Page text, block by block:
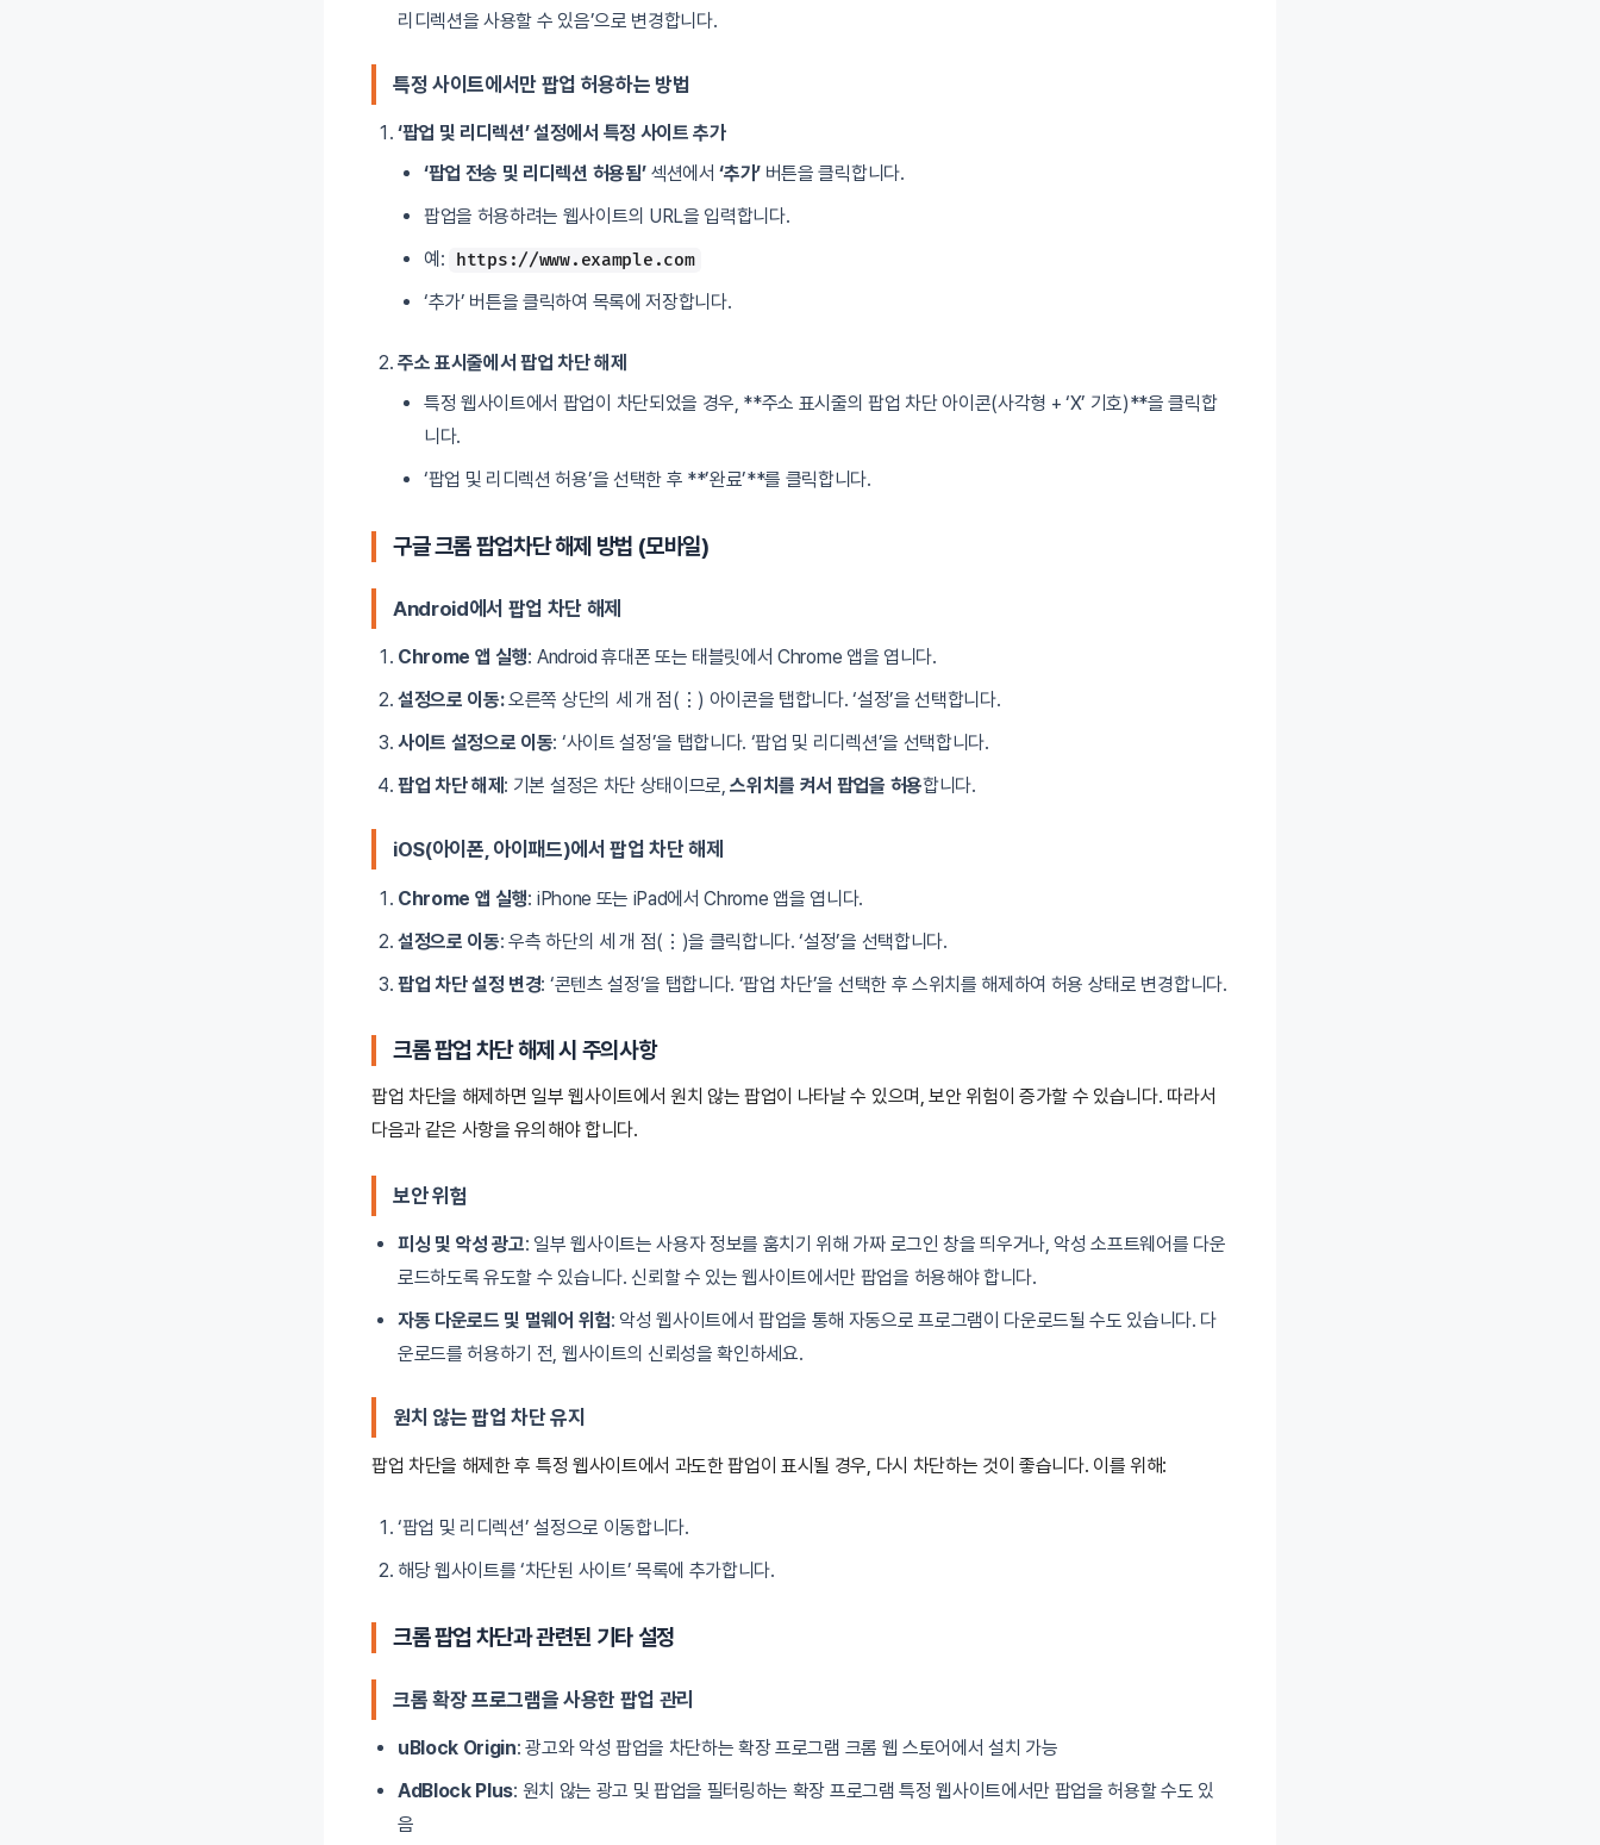
리디렉션을 사용할 수 있음’으로 변경합니다.
특정 사이트에서만 팝업 허용하는 방법
‘팝업 및 리디렉션’ 설정에서 특정 사이트 추가
‘팝업 전송 및 리디렉션 허용됨’섹션에서‘추가’ 버튼을 클릭합니다.
팝업을 허용하려는 웹사이트의 URL을 입력합니다.
예:
https://www.example.com
‘추가’ 버튼을 클릭하여 목록에 저장합니다.
주소 표시줄에서 팝업 차단 해제
특정 웹사이트에서 팝업이 차단되었을 경우, **주소 표시줄의 팝업 차단 아이콘(사각형 + ‘X’ 기호)**을 클릭합
니다.
‘팝업 및 리디렉션 허용’을 선택한 후 **’완료’**를 클릭합니다.
구글 크롬 팝업차단 해제 방법 (모바일)
Android에서 팝업 차단 해제
Chrome 앱 실행: Android 휴대폰 또는 태블릿에서 Chrome 앱을 엽니다.
설정으로 이동:오른쪽 상단의 세 개 점(⋮) 아이콘을 탭합니다. ‘설정’을 선택합니다.
사이트 설정으로 이동: ‘사이트 설정’을 탭합니다. ‘팝업 및 리디렉션’을 선택합니다.
팝업 차단 해제 : 기본 설정은 차단 상태이므로,스위치를 켜서 팝업을 허용합니다.
iOS(아이폰, 아이패드)에서 팝업 차단 해제
Chrome 앱 실행: iPhone 또는 iPad에서 Chrome 앱을 엽니다.
설정으로 이동: 우측 하단의 세 개 점(⋮)을 클릭합니다. ‘설정’을 선택합니다.
팝업 차단 설정 변경: ‘콘텐츠 설정’을 탭합니다. ‘팝업 차단’을 선택한 후 스위치를 해제하여 허용 상태로 변경합니다.
크롬 팝업 차단 해제 시 주의사항
팝업 차단을 해제하면 일부 웹사이트에서 원치 않는 팝업이 나타날 수 있으며, 보안 위험이 증가할 수 있습니다. 따라서
다음과 같은 사항을 유의해야 합니다.
보안 위험
피싱 및 악성 광고: 일부 웹사이트는 사용자 정보를 훔치기 위해 가짜 로그인 창을 띄우거나, 악성 소프트웨어를 다운
로드하도록 유도할 수 있습니다. 신뢰할 수 있는 웹사이트에서만 팝업을 허용해야 합니다.
자동 다운로드 및 멀웨어 위험: 악성 웹사이트에서 팝업을 통해 자동으로 프로그램이 다운로드될 수도 있습니다. 다
운로드를 허용하기 전, 웹사이트의 신뢰성을 확인하세요.
원치 않는 팝업 차단 유지
팝업 차단을 해제한 후 특정 웹사이트에서 과도한 팝업이 표시될 경우, 다시 차단하는 것이 좋습니다. 이를 위해:
‘팝업 및 리디렉션’ 설정으로 이동합니다.
해당 웹사이트를 ‘차단된 사이트’ 목록에 추가합니다.
크롬 팝업 차단과 관련된 기타 설정
크롬 확장 프로그램을 사용한 팝업 관리
uBlock Origin: 광고와 악성 팝업을 차단하는 확장 프로그램 크롬 웹 스토어에서 설치 가능
AdBlock Plus: 원치 않는 광고 및 팝업을 필터링하는 확장 프로그램 특정 웹사이트에서만 팝업을 허용할 수도 있
음